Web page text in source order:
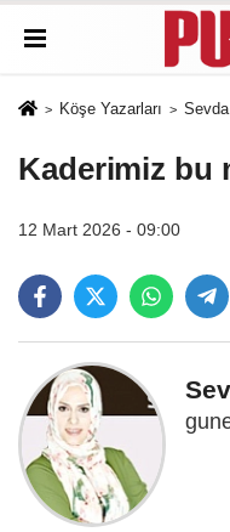
Köşe Yazarları
Kaderimiz bu
12 Mart 2026 - 09:00